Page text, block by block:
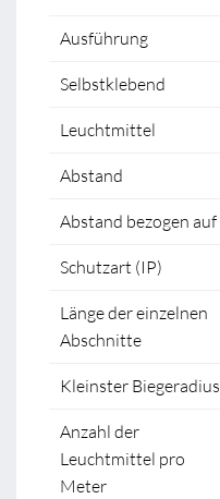
Ausführung
Selbstklebend
Leuchtmittel
Abstand
Abstand bezogen auf
Schutzart (IP)
Länge der einzelnen
Abschnitte
Kleinster Biegeradius
Anzahl der
Leuchtmittel pro
Meter